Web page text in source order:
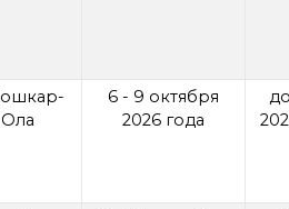
Ола
6 - 9 октября
2026 года